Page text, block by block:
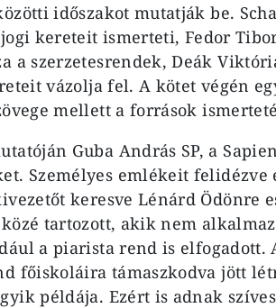
időszakot mutatják be.
kereteit ismerteti, Fedor
a szerzetesrendek, Deák
vázolja fel. A kötet végén
mellett a források
Guba András SP, a
Személyes emlékeit
keresve Lénárd Ödönre
tartozott, akik nem
a piarista rend is elfogadott.
főiskoláira támaszkodva jött
példája. Ezért is adnak